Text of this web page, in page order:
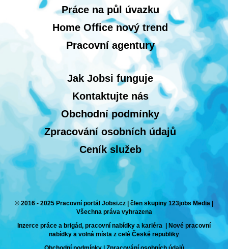
Práce na půl úvazku
Home Office nový trend
Pracovní agentury
Jak Jobsi funguje
Kontaktujte nás
Obchodní podmínky
Zpracování osobních údajů
Ceník služeb
© 2016 - 2025 Pracovní portál Jobsi.cz | člen skupiny 123jobs Media |
Všechna práva vyhrazena
Inzerce práce a brigád, pracovní nabídky a kariéra | Nové pracovní
nabídky a volná místa z celé České republiky